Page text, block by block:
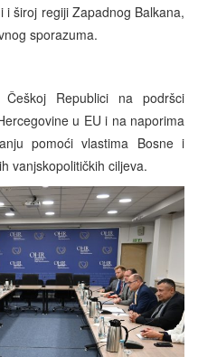
i široj regiji Zapadnog Balkana,
sporazuma.
Republici na podršci
u EU i na naporima
pomoći vlastima Bosne i
vanjskopolitičkih ciljeva.